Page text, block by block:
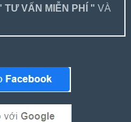
TƯ VẤN MIỄN PHÍ " VÀ